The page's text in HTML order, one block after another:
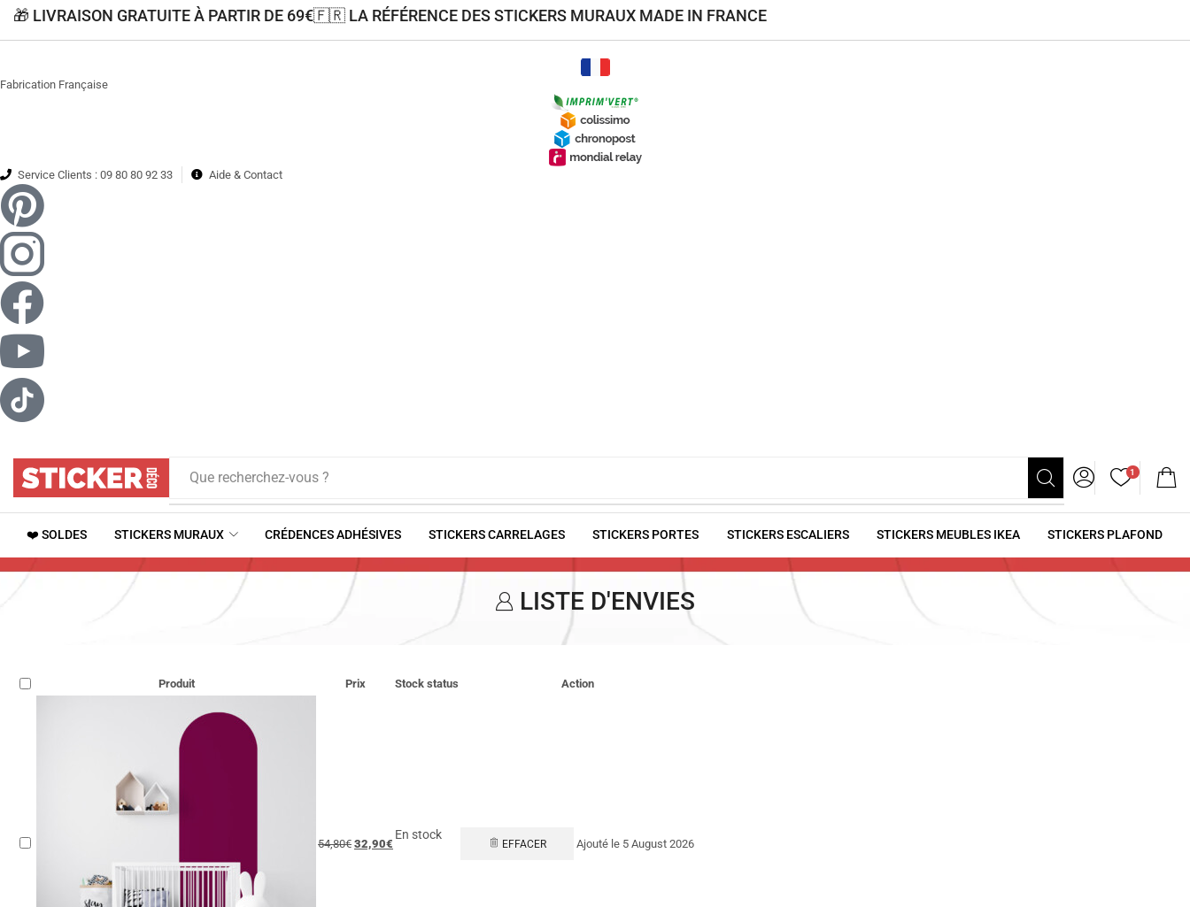
🎁 LIVRAISON GRATUITE À PARTIR DE 69€🇫🇷 LA RÉFÉRENCE DES STICKERS MURAUX MADE IN FRANCE
Fabrication Française
Service Clients : 09 80 80 92 33 Aide & Contact
Que recherchez-vous ? 1
❤️ SOLDES STICKERS MURAUX CRÉDENCES ADHÉSIVES STICKERS CARRELAGES STICKERS PORTES STICKERS ESCALIERS STICKERS MEUBLES IKEA STICKERS PLAFOND
LISTE D'ENVIES
Produit Prix Stock status Action
54,80€ 32,90€
En stock
EFFACER Ajouté le 5 August 2026